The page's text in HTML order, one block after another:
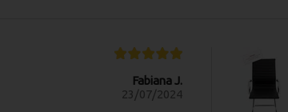
Fabiana J.
23/07/2024